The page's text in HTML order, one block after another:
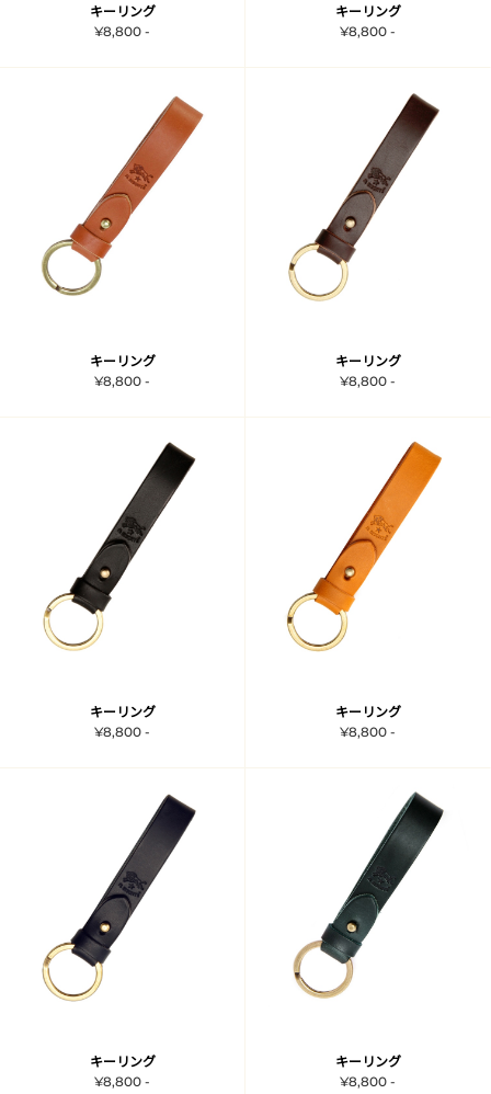
キーリング
¥8,800 -
キーリング
¥8,800 -
キーリング
¥8,800 -
キーリング
¥8,800 -
キーリング
¥8,800 -
キーリング
¥8,800 -
キーリング
¥8,800 -
キーリング
¥8,800 -